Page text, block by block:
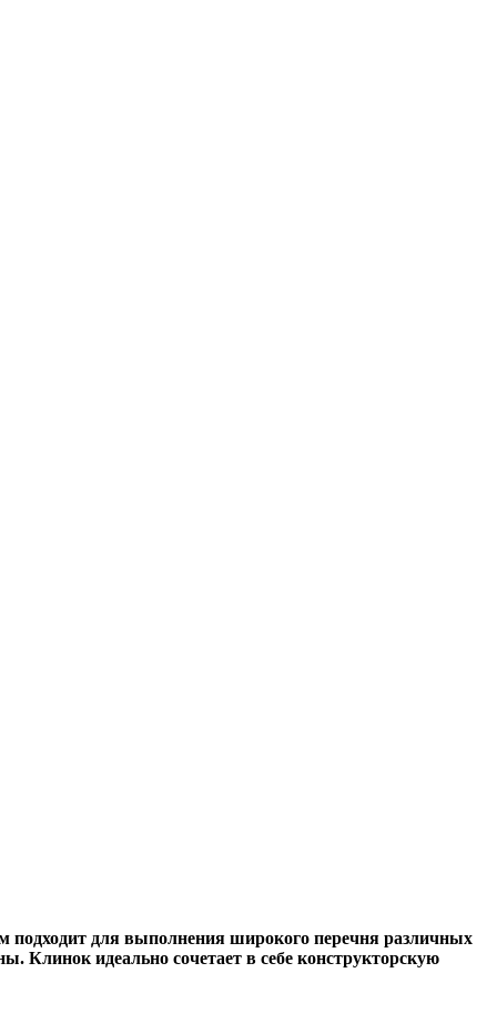
подходит для выполнения широкого перечня различных
Клинок идеально сочетает в себе конструкторскую